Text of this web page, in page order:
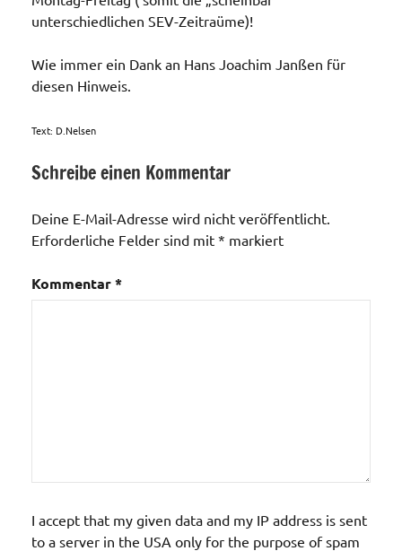
unterschiedlichen SEV-Zeitraüme)!
Wie immer ein Dank an Hans Joachim Janßen für
diesen Hinweis.
Text: D.Nelsen
/ Bus und
Schreibe einen Kommentar
Deine E-Mail-Adresse wird nicht veröffentlicht.
Erforderliche Felder sind mit * markiert
Kommentar*
I accept that my given data and my IP address is sent
to a server in the USA only for the purpose of spam